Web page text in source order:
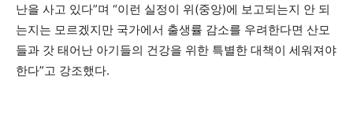
난을 사고 있다”며 “이런 실정이 위(중앙)에 보고되는지 안 되
는지는 모르겠지만 국가에서 출생률 감소를 우려한다면 산모
들과 갓 태어난 아기들의 건강을 위한 특별한 대책이 세워져야
한다”고 강조했다.